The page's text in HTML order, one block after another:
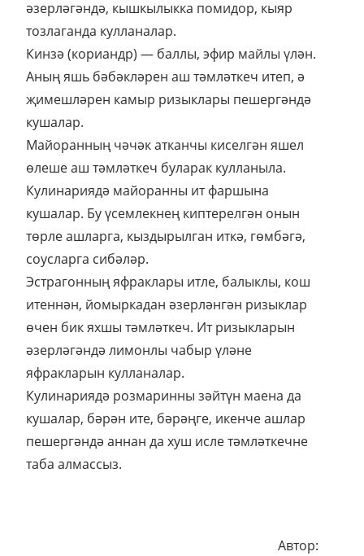
әзерләгәндә, кышкылыкка помидор, кыяр
тозлаганда кулланалар.
Кинзә (кориандр) — баллы, эфир майлы үлән.
Аның яшь бәбәкләрен аш тәмләткеч итеп, ә
җимешләрен камыр ризыклары пешергәндә
кушалар.
Майоранның чәчәк атканчы киселгән яшел
өлеше аш тәмләткеч буларак кулланыла.
Кулинариядә майоранны ит фаршына
кушалар. Бу үсемлекнең киптерелгән онын
төрле ашларга, кыздырылган иткә, гөмбәгә,
соусларга сибәләр.
Эстрагонның яфраклары итле, балыклы, кош
итеннән, йомыркадан әзерләнгән ризыклар
өчен бик яхшы тәмләткеч. Ит ризыкларын
әзерләгәндә лимонлы чабыр үләне
яфракларын кулланалар.
Кулинариядә розмаринны зәйтүн маена да
кушалар, бәрән ите, бәрәңге, икенче ашлар
пешергәндә аннан да хуш исле тәмләткечне
таба алмассыз.
Автор: